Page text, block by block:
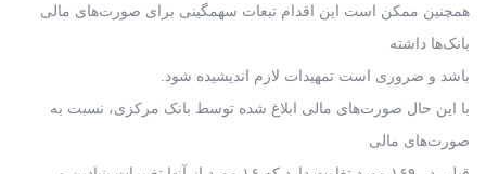
همچنین ممکن است این اقدام تبعات سهمگینی برای صورت‌های مالی
بانک‌ها داشته
باشد و ضروری است تمهیدات لازم اندیشیده شود.
با این حال صورت‌های مالی ابلاغ شده توسط بانک مرکزی، نسبت به
صورت‌های مالی